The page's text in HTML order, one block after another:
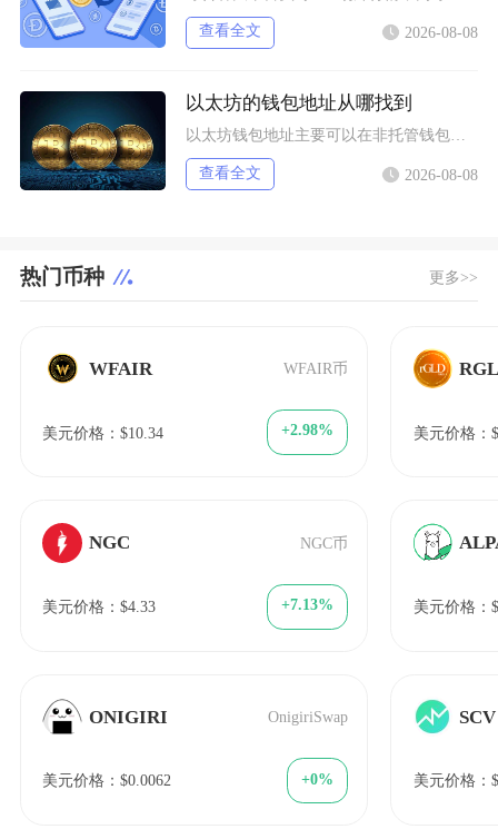
查看全文 2026-08-08
以太坊的钱包地址从哪找到
以太坊钱包地址主要可以在非托管钱包客户端、硬件钱包配套软件、交易所资产充值页面找到，地址统
查看全文 2026-08-08
热门币种 更多>>
WFAIR WFAIR币
美元价格：$10.34 +2.98%
NGC NGC币
美元价格：$4.33 +7.13%
ONIGIRI OnigiriSwap
美元价格：$0.0062 +0%
美元价格：
美元价格：
SCV
美元价格：